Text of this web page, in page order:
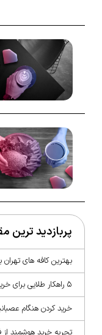
پربازدید ترین
بهترین کافه های
۵ راهکار طلایی برای خرید به صرفه در روزهای گرانی
خرید کردن هنگام